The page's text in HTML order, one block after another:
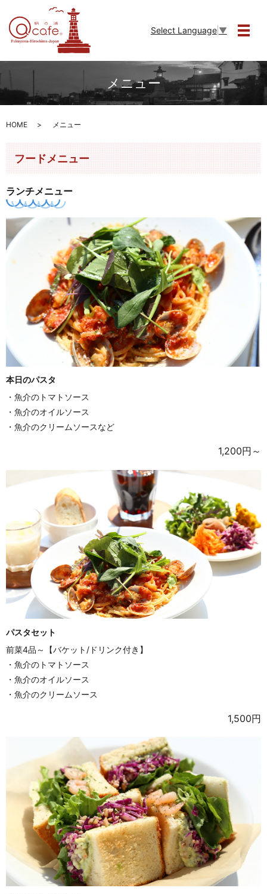
Select Language ▼ メ
メニュー
HOME メニュー
フードメニュー
ランチメニュー
本日のパスタ
・魚介のトマトソース
・魚介のオイルソース
・魚介のクリームソースなど
1,200円～
パスタセット
前菜4品～【バケット/ドリンク付き】
・魚介のトマトソース
・魚介のオイルソース
・魚介のクリームソース
1,500円